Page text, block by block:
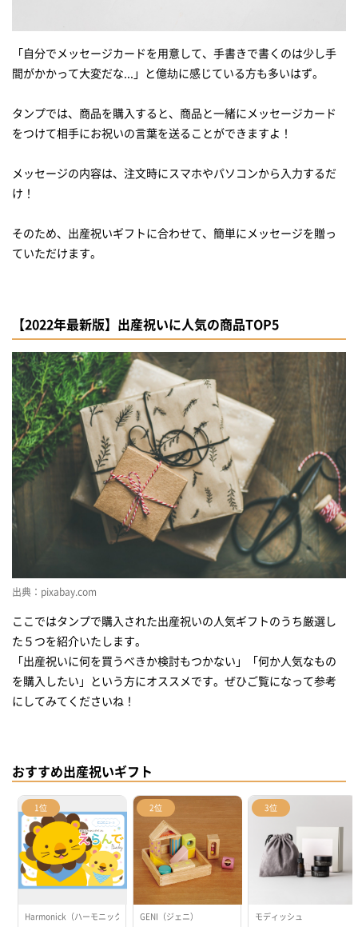
「自分でメッセージカードを用意して、手書きで書くのは少し手
間がかかって大変だな...」と億劫に感じている方も多いはず。
タンプでは、商品を購入すると、商品と一緒にメッセージカード
をつけて相手にお祝いの言葉を送ることができますよ！
メッセージの内容は、注文時にスマホやパソコンから入力するだ
け！
そのため、出産祝いギフトに合わせて、簡単にメッセージを贈っ
ていただけます。
【2022年最新版】出産祝いに人気の商品TOP5
出典：pixabay.com
ここではタンプで購入された出産祝いの人気ギフトのうち厳選し
た５つを紹介いたします。
「出産祝いに何を買うべきか検討もつかない」「何か人気なもの
を購入したい」という方にオススメです。ぜひご覧になって参考
にしてみてくださいね！
おすすめ出産祝いギフト
1位
Harmonick（ハーモニック）
2位
GENI（ジェニ）
3位
モディッシュ